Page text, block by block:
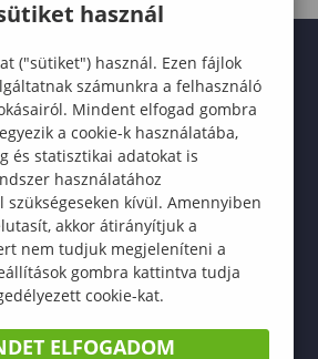
használ
("sütiket") használ. Ezen fájlok
számunkra a felhasználó
Mindent elfogad gombra
a cookie-k használatába,
és statisztikai adatokat is
használatához
kívül. Amennyiben
akkor átirányítjuk a
nem tudjuk megjeleníteni a
gombra kattintva tudja
cookie-kat.
ELFOGADOM